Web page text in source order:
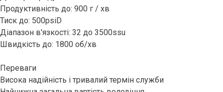
Продуктивність до: 900 г / хв
Тиск до: 500psiD
Діапазон в'язкості: 32 до 3500ssu
Швидкість до: 1800 об/хв
Переваги
Висока надійність і тривалий термін служби